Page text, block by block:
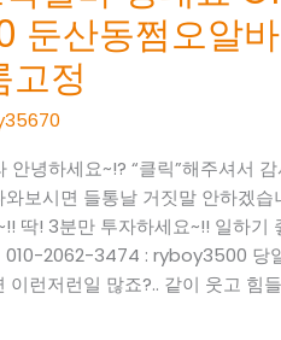
산동쩜오알
고정
안녕하세요~!? “클릭”해주셔서
보시면 들통날 거짓말 안하겠
딱! 3분만 투자하세요~!! 일하기
2062-3474 : ryboy3500 당
이런저런일 많죠?.. 같이 웃고